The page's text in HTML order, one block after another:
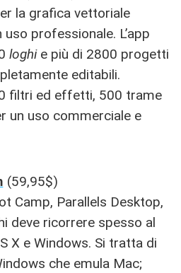
la grafica vettoriale
professionale. L’app
loghi e più di 2800 progetti
editabili.
filtri ed effetti, 500 trame
un uso commerciale e
(59,95$)
Camp, Parallels Desktop,
deve ricorrere spesso al
X e Windows. Si tratta di
che emula Mac;